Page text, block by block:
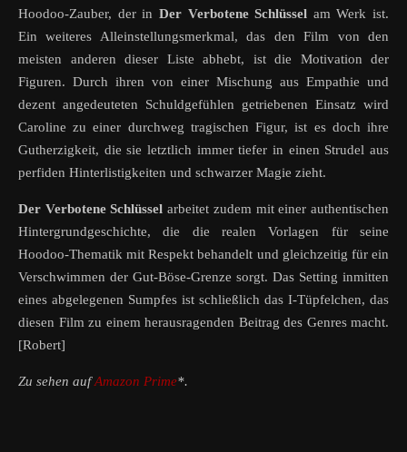
Hoodoo-Zauber, der in Der Verbotene Schlüssel am Werk ist.
Ein weiteres Alleinstellungsmerkmal, das den Film von den
meisten anderen dieser Liste abhebt, ist die Motivation der
Figuren. Durch ihren von einer Mischung aus Empathie und
dezent angedeuteten Schuldgefühlen getriebenen Einsatz wird
Caroline zu einer durchweg tragischen Figur, ist es doch ihre
Gutherzigkeit, die sie letztlich immer tiefer in einen Strudel aus
perfiden Hinterlistigkeiten und schwarzer Magie zieht.
Der Verbotene Schlüsselarbeitet zudem mit einer authentischen
Hintergrundgeschichte, die die realen Vorlagen für seine
Hoodoo-Thematik mit Respekt behandelt und gleichzeitig für ein
Verschwimmen der Gut-Böse-Grenze sorgt. Das Setting inmitten
eines abgelegenen Sumpfes ist schließlich das I-Tüpfelchen, das
diesen Film zu einem herausragenden Beitrag des Genres macht.
[Robert]
Zu sehen aufAmazon Prime*.